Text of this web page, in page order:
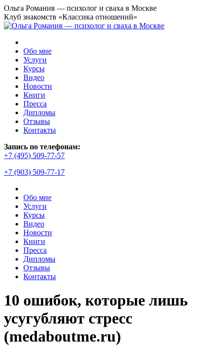
Перейти
к
содержанию
Ольга Романив — психолог и сваха в Москве
Клуб знакомств «Классика отношений»
Обо мне
Услуги
Курсы
Видео
Новости
Книги
Пресса
Дипломы
Отзывы
Контакты
Запись по телефонам:
+7 (495) 509-77-57
+7 (903) 509-77-17
Обо мне
Услуги
Курсы
Видео
Новости
Книги
Пресса
Дипломы
Отзывы
Контакты
10 ошибок, которые лишь
усугубляют стресс
(medaboutme.ru)